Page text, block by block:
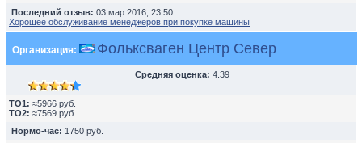
Последний отзыв: 03 мар 2016, 23:50
Хорошее обслуживание менеджеров при покупке машины
Организация: Фольксваген Центр Север
Средняя оценка: 4.39
TO1: ≈5966 руб.
TO2: ≈7569 руб.
Нормо-час: 1750 руб.